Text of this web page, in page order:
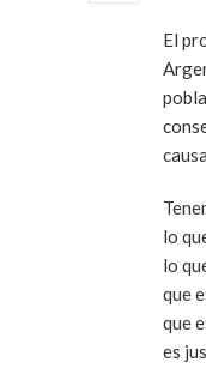
El
lo
lo
que
que
es